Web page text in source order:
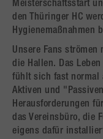
Meisterschaftsstart
den Thüringer HC
Hygienemaßnahmen
Unsere Fans
die Hallen. Das
fühlt sich fast normal
Aktiven und
Herausforderungen
das Vereinsbüro, die
eigens dafür